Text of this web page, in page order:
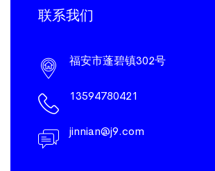
联系我们
福安市蓬碧镇302号
13594780421
jinnian@j9.com